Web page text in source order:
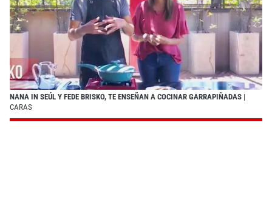
NANA IN SEÚL Y FEDE BRISKO, TE ENSEÑAN A COCINAR GARRAPIÑADAS |
CARAS